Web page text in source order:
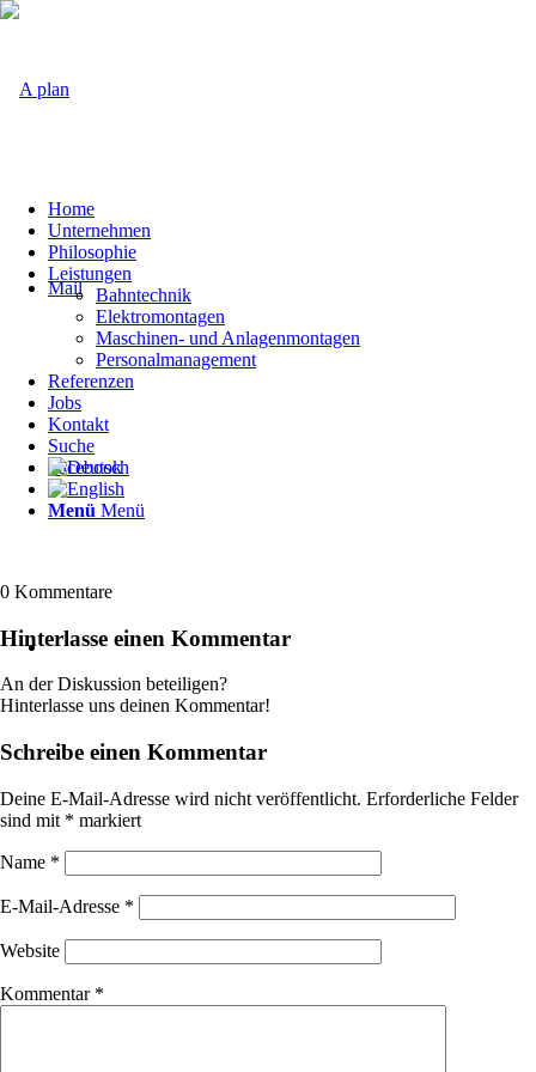
Mail
Facebook
Home
Unternehmen
Philosophie
Leistungen
Bahntechnik
Elektromontagen
Maschinen- und Anlagenmontagen
Personalmanagement
Referenzen
Jobs
Kontakt
Suche
Menü Menü
0 Kommentare
Hinterlasse einen Kommentar
An der Diskussion beteiligen?
Hinterlasse uns deinen Kommentar!
Schreibe einen Kommentar
Deine E-Mail-Adresse wird nicht veröffentlicht. Erforderliche Felder
sind mit * markiert
Name *
E-Mail-Adresse *
Website
Kommentar *